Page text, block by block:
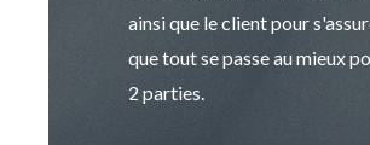
ainsi que le client pour
que tout se passe au mieux
2 parties.